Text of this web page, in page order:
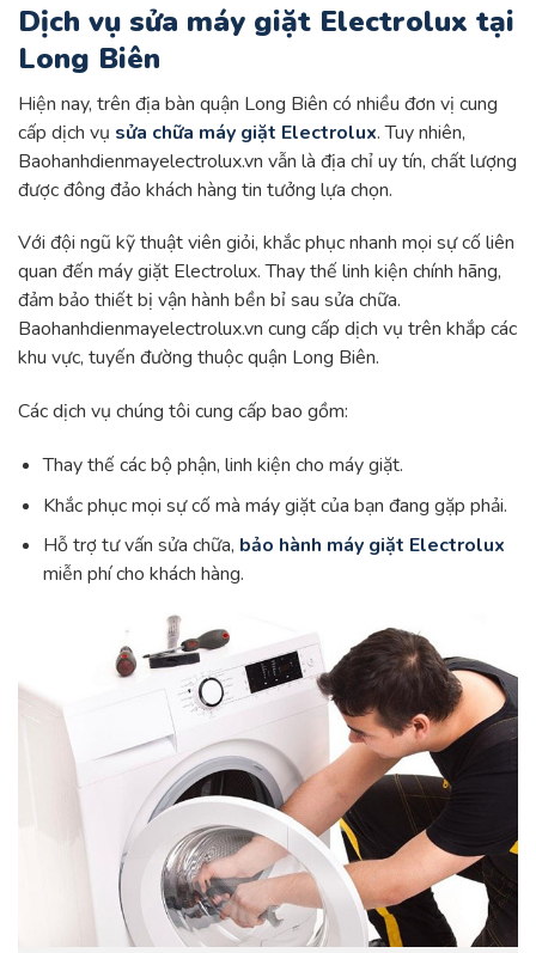
Dịch vụ sửa máy giặt Electrolux tại
Long Biên
Hiện nay, trên địa bàn quận Long Biên có nhiều đơn vị cung
cấp dịch vụ sửa chữa máy giặt Electrolux. Tuy nhiên,
Baohanhdienmayelectrolux.vn vẫn là địa chỉ uy tín, chất lượng
được đông đảo khách hàng tin tưởng lựa chọn.
Với đội ngũ kỹ thuật viên giỏi, khắc phục nhanh mọi sự cố liên
quan đến máy giặt Electrolux. Thay thế linh kiện chính hãng,
đảm bảo thiết bị vận hành bền bỉ sau sửa chữa.
Baohanhdienmayelectrolux.vn cung cấp dịch vụ trên khắp các
khu vực, tuyến đường thuộc quận Long Biên.
Các dịch vụ chúng tôi cung cấp bao gồm:
Thay thế các bộ phận, linh kiện cho máy giặt.
Khắc phục mọi sự cố mà máy giặt của bạn đang gặp phải.
Hỗ trợ tư vấn sửa chữa, bảo hành máy giặt Electrolux
miễn phí cho khách hàng.